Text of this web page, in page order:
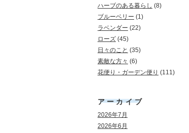
ハーブのある暮らし (8)
ブルーベリー (1)
ラベンダー (22)
ローズ (45)
日々のこと (35)
素敵な方々 (6)
花便り・ガーデン便り (111)
アーカイブ
2026年7月
2026年6月